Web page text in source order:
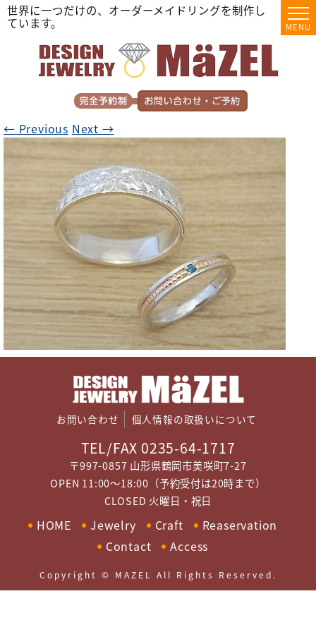
世界に一つだけの、オーダーメイドリングを制作し
ています。
MENU
← Previous Next →
お問い合わせ 個人情報の取扱いについて
TEL/FAX 0235-64-1717
〒997-0857 山形県鶴岡市美咲町7-27
OPEN 11:00～18:00（予約受付は20時まで）
CLOSED 火曜日・祝日
HOME Jewelry Craft
Reaservation
Contact
Access
Copyright © MAZEL All Rights Reserved.